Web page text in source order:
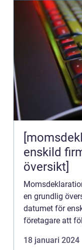
enskild
översikt]
en grundlig
datumet för
företagare att
det...
18 januari 2024